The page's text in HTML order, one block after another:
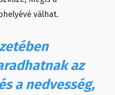
válhat.
az
a nedvesség,